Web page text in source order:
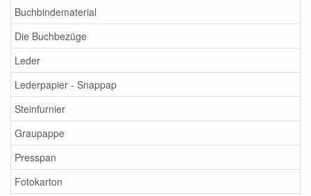
Buchbindematerial
Die Buchbezüge
Leder
Lederpapier - Snappap
Steinfurnier
Graupappe
Presspan
Fotokarton